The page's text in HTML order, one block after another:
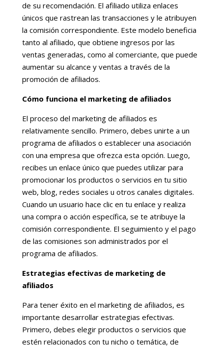
de su recomendación. El afiliado utiliza enlaces
únicos que rastrean las transacciones y le atribuyen
la comisión correspondiente. Este modelo beneficia
tanto al afiliado, que obtiene ingresos por las
ventas generadas, como al comerciante, que puede
aumentar su alcance y ventas a través de la
promoción de afiliados.
Cómo funciona el marketing de afiliados
El proceso del marketing de afiliados es
relativamente sencillo. Primero, debes unirte a un
programa de afiliados o establecer una asociación
con una empresa que ofrezca esta opción. Luego,
recibes un enlace único que puedes utilizar para
promocionar los productos o servicios en tu sitio
web, blog, redes sociales u otros canales digitales.
Cuando un usuario hace clic en tu enlace y realiza
una compra o acción específica, se te atribuye la
comisión correspondiente. El seguimiento y el pago
de las comisiones son administrados por el
programa de afiliados.
Estrategias efectivas de marketing de
afiliados
Para tener éxito en el marketing de afiliados, es
importante desarrollar estrategias efectivas.
Primero, debes elegir productos o servicios que
estén relacionados con tu nicho o temática, de